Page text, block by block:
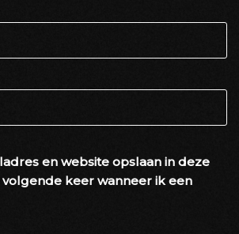
en website opslaan in deze
keer wanneer ik een